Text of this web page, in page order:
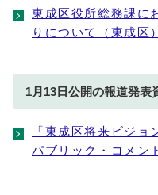
東成区役所総務課に
りについて（東成区）
1月13日公開の報道発表
「東成区将来ビジ
パブリック・コメン